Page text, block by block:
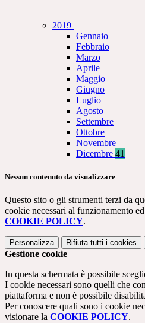
2019
Gennaio
Febbraio
Marzo
Aprile
Maggio
Giugno
Luglio
Agosto
Settembre
Ottobre
Novembre
Dicembre 41
Nessun contenuto da visualizzare
Questo sito o gli strumenti terzi da
cookie necessari al funzionamento
COOKIE POLICY.
Personalizza Rifiuta tutti i cookies
Gestione cookie
In questa schermata è possibile
I cookie necessari sono quelli che
piattaforma e non è possibile
Per conoscere quali sono i cookie
visionare la COOKIE POLICY.